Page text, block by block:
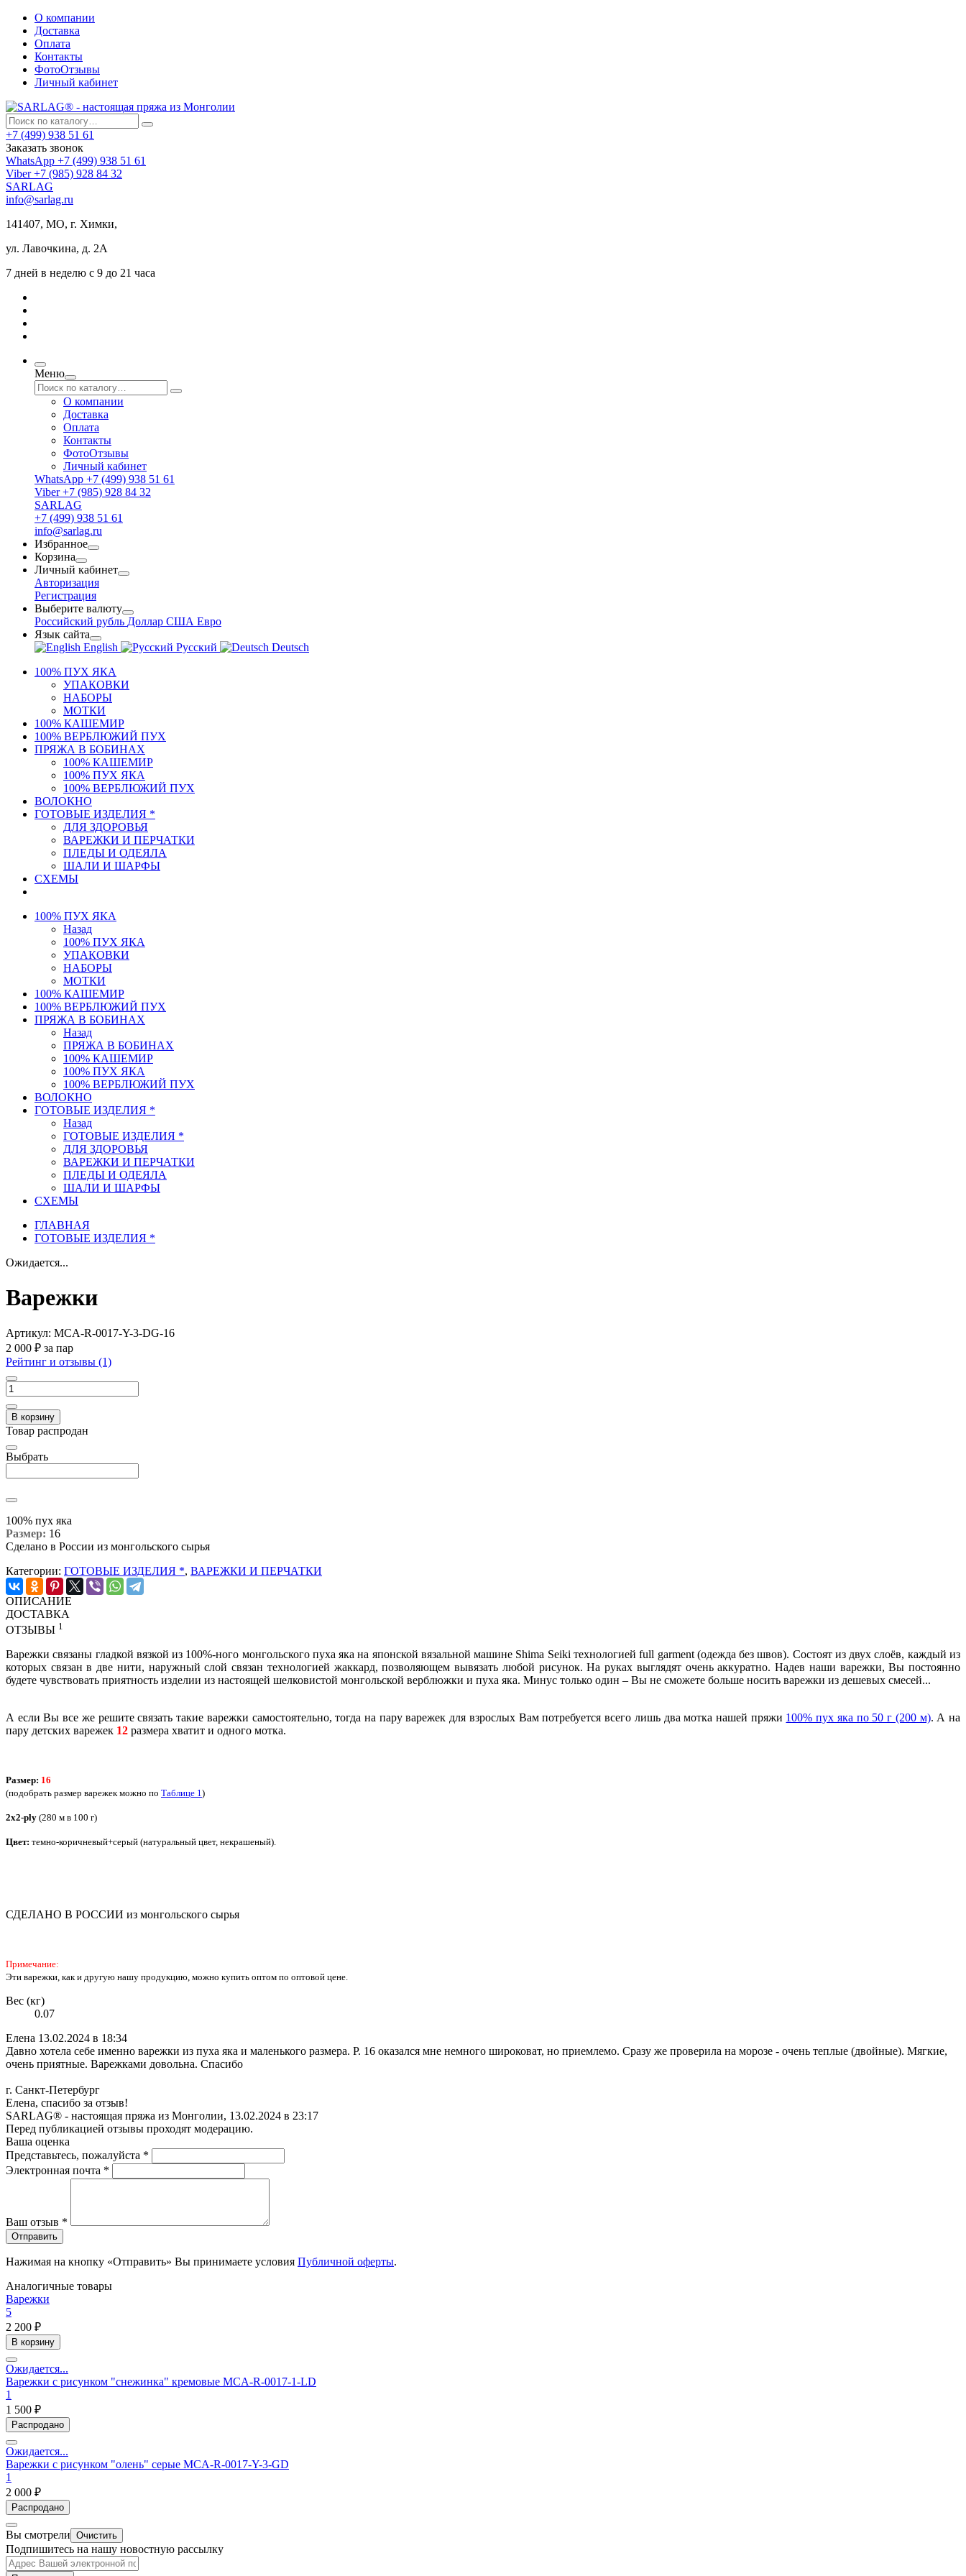
О компании
Доставка
Оплата
Контакты
ФотоОтзывы
Личный кабинет
+7 (499) 938 51 61
Заказать звонок
WhatsApp +7 (499) 938 51 61
Viber +7 (985) 928 84 32
SARLAG
info@sarlag.ru
141407, МО, г. Химки,
ул. Лавочкина, д. 2А
7 дней в неделю с 9 до 21 часа
Меню
О компании
Доставка
Оплата
Контакты
ФотоОтзывы
Личный кабинет
WhatsApp +7 (499) 938 51 61
Viber +7 (985) 928 84 32
SARLAG
+7 (499) 938 51 61
info@sarlag.ru
Избранное
Корзина
Личный кабинет
Авторизация
Регистрация
Выберите валюту
Российский рубль Доллар США Евро
Язык сайта
English
Русский
Deutsch
100% ПУХ ЯКА
УПАКОВКИ
НАБОРЫ
МОТКИ
100% КАШЕМИР
100% ВЕРБЛЮЖИЙ ПУХ
ПРЯЖА В БОБИНАХ
100% КАШЕМИР
100% ПУХ ЯКА
100% ВЕРБЛЮЖИЙ ПУХ
ВОЛОКНО
ГОТОВЫЕ ИЗДЕЛИЯ *
ДЛЯ ЗДОРОВЬЯ
ВАРЕЖКИ И ПЕРЧАТКИ
ПЛЕДЫ И ОДЕЯЛА
ШАЛИ И ШАРФЫ
СХЕМЫ
100% ПУХ ЯКА
Назад
100% ПУХ ЯКА
УПАКОВКИ
НАБОРЫ
МОТКИ
100% КАШЕМИР
100% ВЕРБЛЮЖИЙ ПУХ
ПРЯЖА В БОБИНАХ
Назад
ПРЯЖА В БОБИНАХ
100% КАШЕМИР
100% ПУХ ЯКА
100% ВЕРБЛЮЖИЙ ПУХ
ВОЛОКНО
ГОТОВЫЕ ИЗДЕЛИЯ *
Назад
ГОТОВЫЕ ИЗДЕЛИЯ *
ДЛЯ ЗДОРОВЬЯ
ВАРЕЖКИ И ПЕРЧАТКИ
ПЛЕДЫ И ОДЕЯЛА
ШАЛИ И ШАРФЫ
СХЕМЫ
ГЛАВНАЯ
ГОТОВЫЕ ИЗДЕЛИЯ *
Ожидается...
Варежки
Артикул: MCA-R-0017-Y-3-DG-16
2 000 ₽ за пар
Рейтинг и отзывы (1)
В корзину
Товар распродан
Выбрать
100% пух яка
Размер: 16
Сделано в России из монгольского сырья
Категории: ГОТОВЫЕ ИЗДЕЛИЯ *, ВАРЕЖКИ И ПЕРЧАТКИ
ОПИСАНИЕ
ДОСТАВКА
ОТЗЫВЫ 1
Варежки связаны гладкой вязкой из 100%-ного монгольского пуха яка на японской вязальной машине Shima Seiki технологией full garment (одежда без швов). Состоят из двух слоёв, каждый из
которых связан в две нити, наружный слой связан технологией жаккард, позволяющем вывязать любой рисунок. На руках выглядят очень аккуратно. Надев наши варежки, Вы постоянно
будете чувствовать приятность изделии из настоящей шелковистой монгольской верблюжки и пуха яка. Минус только один – Вы не сможете больше носить варежки из дешевых смесей...
А если Вы все же решите связать такие варежки самостоятельно, тогда на пару варежек для взрослых Вам потребуется всего лишь два мотка нашей пряжи 100% пух яка по 50 г (200 м). А на
пару детских варежек 12 размера хватит и одного мотка.
Размер: 16
(подобрать размер варежек можно по Таблице 1)
2х2-ply (280 м в 100 г)
Цвет: темно-коричневый+серый (натуральный цвет, некрашеный).
СДЕЛАНО В РОССИИ из монгольского сырья
Примечание:
Эти варежки, как и другую нашу продукцию, можно купить оптом по оптовой цене.
Вес (кг)
0.07
Елена 13.02.2024 в 18:34
Давно хотела себе именно варежки из пуха яка и маленького размера. Р. 16 оказался мне немного широковат, но приемлемо. Сразу же проверила на морозе - очень теплые (двойные). Мягкие,
очень приятные. Варежками довольна. Спасибо
г. Санкт-Петербург
Елена, спасибо за отзыв!
SARLAG® - настоящая пряжа из Монголии, 13.02.2024 в 23:17
Перед публикацией отзывы проходят модерацию.
Ваша оценка
Представьтесь, пожалуйста *
Электронная почта *
Ваш отзыв *
Отправить
Нажимая на кнопку «Отправить» Вы принимаете условия Публичной оферты.
Аналогичные товары
Варежки
5
2 200 ₽
В корзину
Ожидается...
Варежки с рисунком "снежинка" кремовые MCA-R-0017-1-LD
1
1 500 ₽
Распродано
Ожидается...
Варежки с рисунком "олень" серые MCA-R-0017-Y-3-GD
1
2 000 ₽
Распродано
Вы смотрели Очистить
Подпишитесь на нашу новостную рассылку